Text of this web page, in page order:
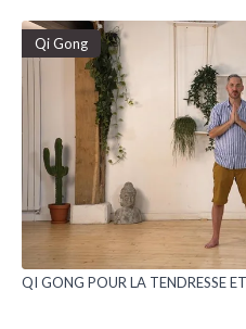
Qi Gong
QI GONG POUR LA TENDRESSE